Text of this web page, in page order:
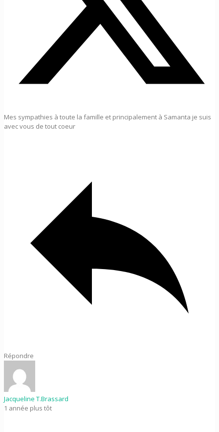
Mes sympathies à toute la famille et principalement à Samanta je suis
avec vous de tout coeur
Répondre
Jacqueline T.Brassard
1 année plus tôt